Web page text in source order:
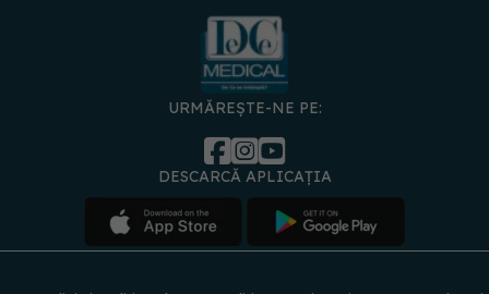
URMĂREȘTE-NE PE:
DESCARCĂ APLICAȚIA